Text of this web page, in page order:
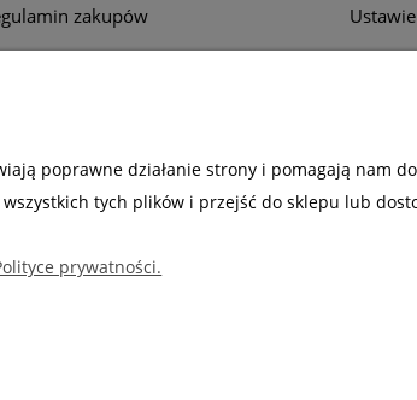
zakupów
poprawne działanie strony i pomagają nam
tych plików i przejść do sklepu lub
prywatności.